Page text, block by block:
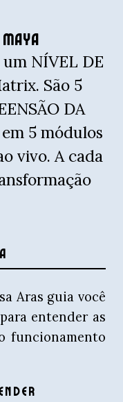
NÍVEL DE
São 5
DA
5 módulos
vivo. A cada
Aras guia você
entender as
funcionamento